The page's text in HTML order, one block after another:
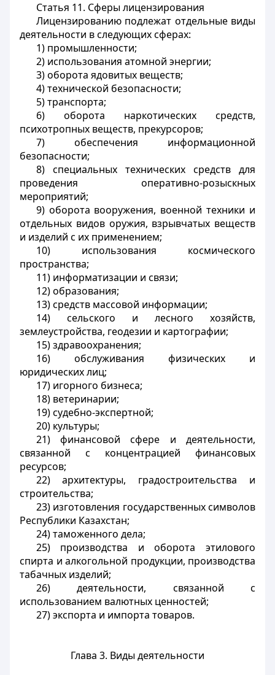
Статья 11. Сферы лицензирования
Лицензированию подлежат отдельные виды
деятельности в следующих сферах:
1) промышленности;
2) использования атомной энергии;
3) оборота ядовитых веществ;
4) технической безопасности;
5) транспорта;
6) оборота наркотических средств,
психотропных веществ, прекурсоров;
7) обеспечения информационной
безопасности;
8) специальных технических средств для
проведения оперативно-розыскных
мероприятий;
9) оборота вооружения, военной техники и
отдельных видов оружия, взрывчатых веществ
и изделий с их применением;
10) использования космического
пространства;
11) информатизации и связи;
12) образования;
13) средств массовой информации;
14) сельского и лесного хозяйств,
землеустройства, геодезии и картографии;
15) здравоохранения;
16) обслуживания физических и
юридических лиц;
17) игорного бизнеса;
18) ветеринарии;
19) судебно-экспертной;
20) культуры;
21) финансовой сфере и деятельности,
связанной с концентрацией финансовых
ресурсов;
22) архитектуры, градостроительства и
строительства;
23) изготовления государственных символов
Республики Казахстан;
24) таможенного дела;
25) производства и оборота этилового
спирта и алкогольной продукции, производства
табачных изделий;
26) деятельности, связанной с
использованием валютных ценностей;
27) экспорта и импорта товаров.
Глава 3. Виды деятельности